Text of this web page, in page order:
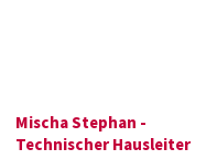
Mischa Stephan -
Technischer Hausleiter